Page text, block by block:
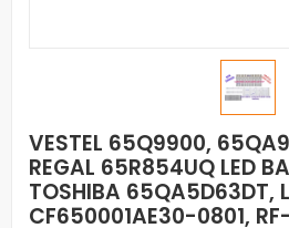
VESTEL 65Q9900,
REGAL 65R854UQ LED
TOSHIBA 65QA5D63DT,
CF650001AE30-0801,